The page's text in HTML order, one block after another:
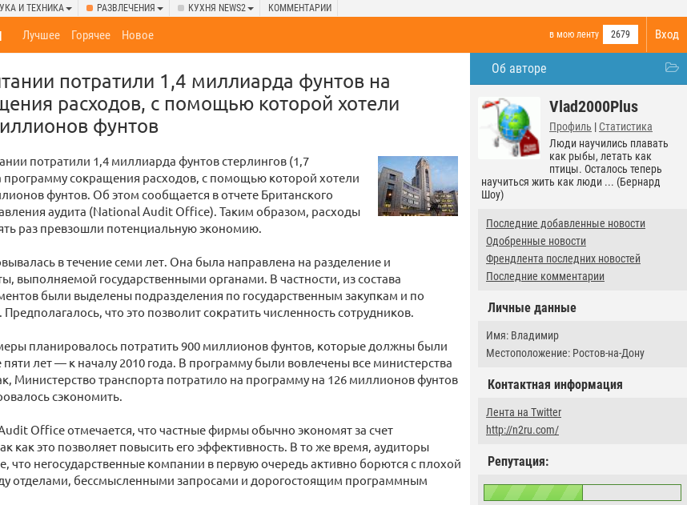
И ТЕХНИКА РАЗВЛЕЧЕНИЯ КУХНЯ NEWS2 КОММЕНТАРИИ
Вход
в мою ленту 2679
Лучшее Горячее Новое
Об авторе
Vlad2000Plus
Профиль | Статистика
Люди научились плавать
как рыбы, летать как
птицы. Осталось теперь
научиться жить как люди ... (Бернард
Шоу)
Последние добавленные новости
Одобренные новости
Френдлента последних новостей
Последние комментарии
Личные данные
Имя: Владимир
Местоположение: Ростов-на-Дону
Контактная информация
Лента на Twitter
http://n2ru.com/
Репутация:
потратили 1,4 миллиарда фунтов на
расходов, с помощью которой хотели
фунтов
потратили 1,4 миллиарда фунтов стерлингов (1,7
программу сокращения расходов, с помощью которой хотели
фунтов. Об этом сообщается в отчете Британского
аудита (National Audit Office). Таким образом, расходы
раз превзошли потенциальную экономию.
в течение семи лет. Она была направлена на разделение и
выполняемой государственными органами. В частности, из состава
были выделены подразделения по государственным закупкам и по
что это позволит сократить численность сотрудников.
планировалось потратить 900 миллионов фунтов, которые должны были
пяти лет — к началу 2010 года. В программу были вовлечены все министерства
Министерство транспорта потратило на программу на 126 миллионов фунтов
сэкономить.
Office отмечается, что частные фирмы обычно экономят за счет
как это позволяет повысить его эффективность. В то же время, аудиторы
негосударственные компании в первую очередь активно борются с плохой
отделами, бессмысленными запросами и дорогостоящим программным